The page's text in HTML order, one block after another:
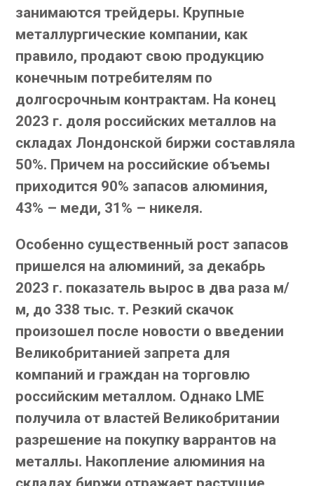
занимаются трейдеры. Крупные
металлургические компании, как
правило, продают свою продукцию
конечным потребителям по
долгосрочным контрактам. На конец
2023 г. доля российских металлов на
складах Лондонской биржи составляла
50%. Причем на российские объемы
приходится 90% запасов алюминия,
43% – меди, 31% – никеля.
Особенно существенный рост запасов
пришелся на алюминий, за декабрь
2023 г. показатель вырос в два раза м/
м, до 338 тыс. т. Резкий скачок
произошел после новости о введении
Великобританией запрета для
компаний и граждан на торговлю
российским металлом. Однако LME
получила от властей Великобритании
разрешение на покупку варрантов на
металлы. Накопление алюминия на